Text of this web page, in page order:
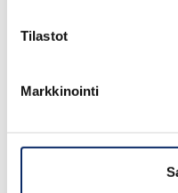
Tilastot
Markkinointi
vartta pitkin
Lue lisää